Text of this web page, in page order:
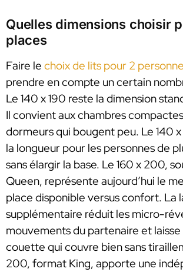
Quelles dimensions choisir
places
Faire le choix de lits pour 2
prendre en compte un certain
Le 140 x 190 reste la dimension
Il convient aux chambres
dormeurs qui bougent peu. Le 140
la longueur pour les personnes de
sans élargir la base. Le 160 x 200,
Queen, représente aujourd’hui le
place disponible versus confort. La
supplémentaire réduit les micro-
mouvements du partenaire et laisse
couette qui couvre bien sans
200, format King, apporte une